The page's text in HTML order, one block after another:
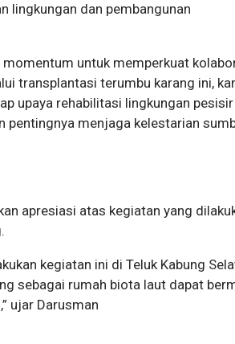
lingkungan dan pembangunan
untuk memperkuat
transplantasi terumbu karang ini,
upaya rehabilitasi lingkungan pesisir
pentingnya menjaga kelestarian
apresiasi atas kegiatan yang
kegiatan ini di Teluk Kabung
sebagai rumah biota laut dapat
ujar Darusman